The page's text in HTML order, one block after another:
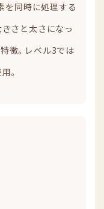
を同時に処理する
きさと太さになっ
徴。レベル3では
。